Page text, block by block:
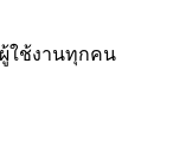
ใช้งานทุกคน